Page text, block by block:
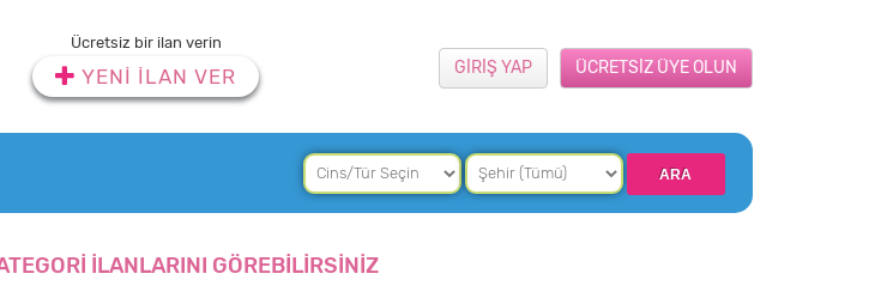
Ücretsiz bir ilan verin
YENİ İLAN VER ÜCRETSİZ ÜYE OLUN
GİRİŞ YAP
İLANLARINI GÖREBİLİRSİNİZ